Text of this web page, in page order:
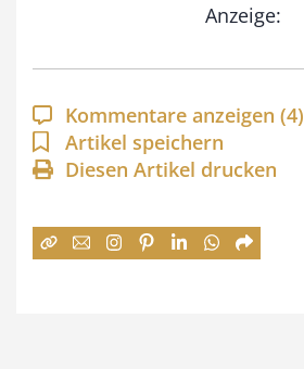
p
n
e
7
4
Anzeige:
Kommentare anzeigen (4)
Artikel speichern
Diesen Artikel drucken